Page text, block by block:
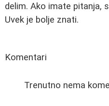
delim. Ako imate pitanja,
Uvek je bolje znati.
Komentari
Trenutno nema